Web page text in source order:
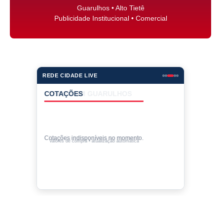
Guarulhos • Alto Tietê
Publicidade Institucional • Comercial
REDE CIDADE LIVE
COTAÇÕES
Cotações indisponíveis no momento.
Valores de compra • atualização automática